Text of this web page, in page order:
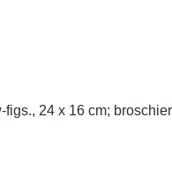
24 x 16 cm;